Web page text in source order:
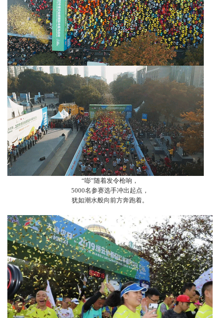
“嘭”随着发令枪响，
5000名参赛选手冲出起点，
犹如潮水般向前方奔跑着。